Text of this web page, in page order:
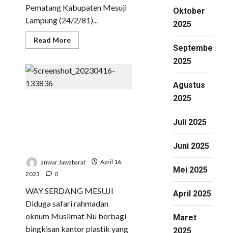
Pematang Kabupaten Mesuji
Lampung (24/2/81)...
Read MoreRead
more
Sering
Kecelakaan
anwar Jawabarat
April 16,
2023
0
WAY SERDANG MESUJI
Diduga safari rahmadan
oknum Muslimat Nu berbagi
bingkisan kantor plastik yang
Oktober
2025
September
2025
Agustus
2025
Juli 2025
Juni 2025
Mei 2025
April 2025
Maret
2025